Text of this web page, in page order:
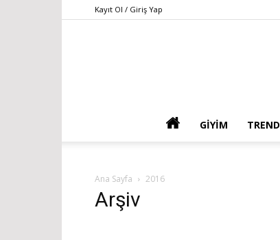
Kayıt Ol / Giriş Yap
GIYIM TREND
Ana Sayfa 2016
Arşiv